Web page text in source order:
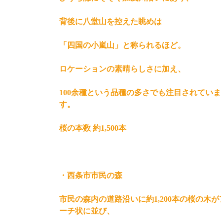
背後に八堂山を控えた眺めは
「四国の小嵐山」と称られるほど。
ロケーションの素晴らしさに加え、
100余種という品種の多さでも注目されていま
す。
桜の本数 約1,500本
・西条市市民の森
市民の森内の道路沿いに約1,200本の桜の木が
ーチ状に並び、